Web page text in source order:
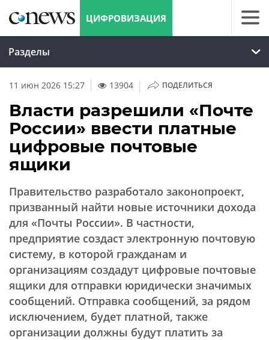
ЦИФРОВИЗАЦИЯ
Разделы
11 июн 2026 15:27 13904 | ПОДЕЛИТЬСЯ
Власти разрешили «Почте
России» ввести платные
цифровые почтовые
ящики
Правительство разработало законопроект,
призванный найти новые источники дохода
для «Почты России». В частности,
предприятие создаст электронную почтовую
систему, в которой гражданам и
организациям создадут цифровые почтовые
ящики для отправки юридически значимых
сообщений. Отправка сообщений, за рядом
исключением, будет платной, также
организации должны будут платить за